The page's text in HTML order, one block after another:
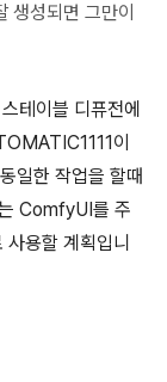
생성되면 그만이
테이블 디퓨전에
이
일한 작업을 할때
ComfyUI를 주
용할 계획입니